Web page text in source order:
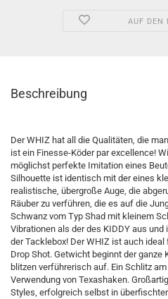
AUF DEN
Beschreibung
Der WHIZ hat all die Qualitäten, die
ist ein Finesse-Köder par excellence!
möglichst perfekte Imitation eines
Silhouette ist identisch mit der eines
realistische, übergroße Auge, die
Räuber zu verführen, die es auf die
Schwanz vom Typ Shad mit kleinem
Vibrationen als der des KIDDY aus
der Tacklebox! Der WHIZ ist auch
Drop Shot. Getwicht beginnt der ganze
blitzen verführerisch auf. Ein Schlitz
Verwendung von Texashaken.
Styles, erfolgreich selbst in